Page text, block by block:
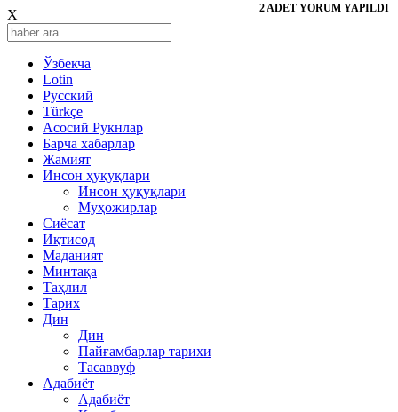
X
Ўзбекча
Lotin
Русский
Türkçe
Асосий Рукнлар
Барча хабарлар
Жамият
Инсон ҳуқуқлари
Инсон ҳуқуқлари
Муҳожирлар
Сиёсат
Иқтисод
Mаданият
Минтақа
Таҳлил
Тарих
Дин
Дин
Пайғамбарлар тарихи
Тасаввуф
Адабиёт
Адабиёт
2 ADET YORUM YAPILDI